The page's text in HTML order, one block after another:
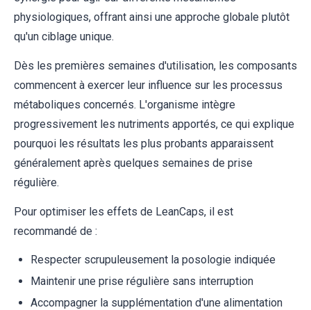
physiologiques, offrant ainsi une approche globale plutôt
qu'un ciblage unique.
Dès les premières semaines d'utilisation, les composants
commencent à exercer leur influence sur les processus
métaboliques concernés. L'organisme intègre
progressivement les nutriments apportés, ce qui explique
pourquoi les résultats les plus probants apparaissent
généralement après quelques semaines de prise
régulière.
Pour optimiser les effets de LeanCaps, il est
recommandé de :
Respecter scrupuleusement la posologie indiquée
Maintenir une prise régulière sans interruption
Accompagner la supplémentation d'une alimentation